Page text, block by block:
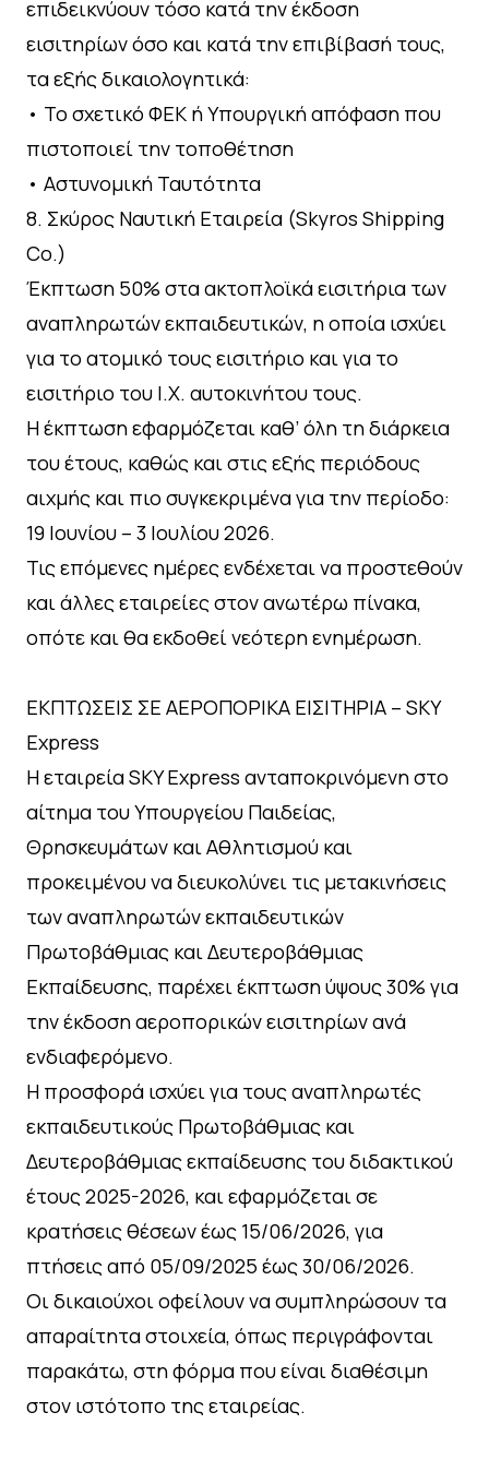
επιδεικνύουν τόσο κατά την έκδοση
εισιτηρίων όσο και κατά την επιβίβασή τους,
τα εξής δικαιολογητικά:
•⁠ ⁠Το σχετικό ΦΕΚ ή Υπουργική απόφαση που
πιστοποιεί την τοποθέτηση
•⁠ ⁠Αστυνομική Ταυτότητα
8.⁠ ⁠Σκύρος Ναυτική Εταιρεία (Skyros Shipping
Co.)
Έκπτωση 50% στα ακτοπλοϊκά εισιτήρια των
αναπληρωτών εκπαιδευτικών, η οποία ισχύει
για το ατομικό τους εισιτήριο και για το
εισιτήριο του Ι.Χ. αυτοκινήτου τους.
Η έκπτωση εφαρμόζεται καθ’ όλη τη διάρκεια
του έτους, καθώς και στις εξής περιόδους
αιχμής και πιο συγκεκριμένα για την περίοδο:
19 Ιουνίου – 3 Ιουλίου 2026.
Τις επόμενες ημέρες ενδέχεται να προστεθούν
και άλλες εταιρείες στον ανωτέρω πίνακα,
οπότε και θα εκδοθεί νεότερη ενημέρωση.
ΕΚΠΤΩΣΕΙΣ ΣΕ ΑΕΡΟΠΟΡΙΚΑ ΕΙΣΙΤΗΡΙΑ – SKY
Express
H εταιρεία SKY Express ανταποκρινόμενη στο
αίτημα του Υπουργείου Παιδείας,
Θρησκευμάτων και Αθλητισμού και
προκειμένου να διευκολύνει τις μετακινήσεις
των αναπληρωτών εκπαιδευτικών
Πρωτοβάθμιας και Δευτεροβάθμιας
Εκπαίδευσης, παρέχει έκπτωση ύψους 30% για
την έκδοση αεροπορικών εισιτηρίων ανά
ενδιαφερόμενο.
Η προσφορά ισχύει για τους αναπληρωτές
εκπαιδευτικούς Πρωτοβάθμιας και
Δευτεροβάθμιας εκπαίδευσης του διδακτικού
έτους 2025-2026, και εφαρμόζεται σε
κρατήσεις θέσεων έως 15/06/2026, για
πτήσεις από 05/09/2025 έως 30/06/2026.
Οι δικαιούχοι οφείλουν να συμπληρώσουν τα
απαραίτητα στοιχεία, όπως περιγράφονται
παρακάτω, στη φόρμα που είναι διαθέσιμη
στον ιστότοπο της εταιρείας.